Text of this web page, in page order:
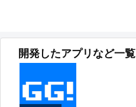
開発したアプリなど一覧